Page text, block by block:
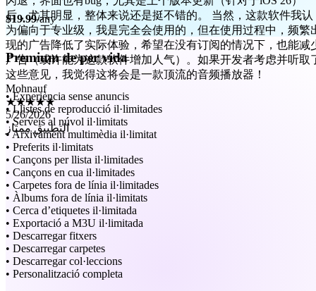
为偏向于专业级，我是完全会使用的，但在使用过程中，频繁
现的广告降低了实际体验，希望在没有订阅的情况下，也能减
广告（或许能为这款软件增加人气）。如果开发者考虑并听取
这些意见，我觉得这将会是一款顶流的音频播放器！
Mohnauf
★★★★★
5/26/2026
التطبيق ممتاز
$19.99/any
Premium de per vida
• Experiència sense anuncis
• Llistes de reproducció il·limitades
• Serveis al núvol il·limitats
• Arxivament multimèdia il·limitat
• Preferits il·limitats
• Cançons per llista il·limitades
• Cançons en cua il·limitades
• Carpetes fora de línia il·limitades
• Àlbums fora de línia il·limitats
• Cerca d’etiquetes il·limitada
• Exportació a M3U il·limitada
• Descarregar fitxers
• Descarregar carpetes
• Descarregar col·leccions
• Personalització completa